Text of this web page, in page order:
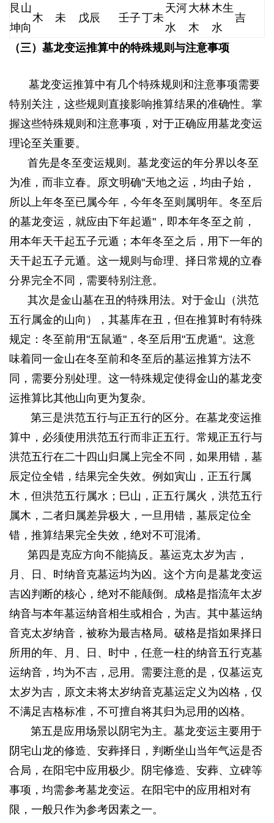
艮山
坤向
木 未 戊辰 壬子丁未
天河
水
大林
木
木生
水
吉
（三）墓龙变运推算中的特殊规则与注意事项
墓龙变运推算中有几个特殊规则和注意事项需要
特别关注，这些规则直接影响推算结果的准确性。掌
握这些特殊规则和注意事项，对于正确应用墓龙变运
理论至关重要。
首先是冬至变运规则。墓龙变运的年分界以冬至
为准，而非立春。原文明确"天地之运，均由子始，
所以上年冬至已属今年，今年冬至则属明年。冬至后
的墓龙变运，就应由下年起遁"，即本年冬至之前，
用本年天干起五子元遁；本年冬至之后，用下一年的
天干起五子元遁。这一规则与命理、择日常规的立春
分界完全不同，需要特别注意。
其次是金山墓在丑的特殊用法。对于金山（洪范
五行属金的山向），其墓库在丑，但在推算时有特殊
规定：冬至前用"五鼠遁"，冬至后用"五虎遁"。这意
味着同一金山在冬至前和冬至后的墓运推算方法不
同，需要分别处理。这一特殊规定使得金山的墓龙变
运推算比其他山向更为复杂。
第三是洪范五行与正五行的区分。在墓龙变运推
算中，必须使用洪范五行而非正五行。常规正五行与
洪范五行在二十四山归属上完全不同，如果用错，墓
辰定位全错，结果完全失效。例如寅山，正五行属
木，但洪范五行属水；巳山，正五行属火，洪范五行
属木，二者归属差异极大，一旦用错，墓辰定位全
错，推算结果完全失效，绝对不可混淆。
第四是克应方向不能搞反。墓运克太岁为吉，
月、日、时纳音克墓运均为凶。这个方向是墓龙变运
吉凶判断的核心，绝对不能颠倒。成格是指流年太岁
纳音与本年墓运纳音相生或相合，为吉。其中墓运纳
音克太岁纳音，被称为最吉格局。破格是指如果择日
所用的年、月、日、时中，任意一柱的纳音五行克墓
运纳音，均为不吉，忌用。需要注意的是，仅墓运克
太岁为吉，原文未将太岁纳音克墓运定义为凶格，仅
不满足吉格标准，不可擅自将其归为忌用的凶格。
第五是应用场景以阴宅为主。墓龙变运主要用于
阴宅山龙的修造、安葬择日，判断坐山当年气运是否
合局，在阳宅中应用极少。阴宅修造、安葬、立碑等
事项，均需参考墓龙变运。在阳宅中的应用相对有
限，一般只作为参考因素之一。